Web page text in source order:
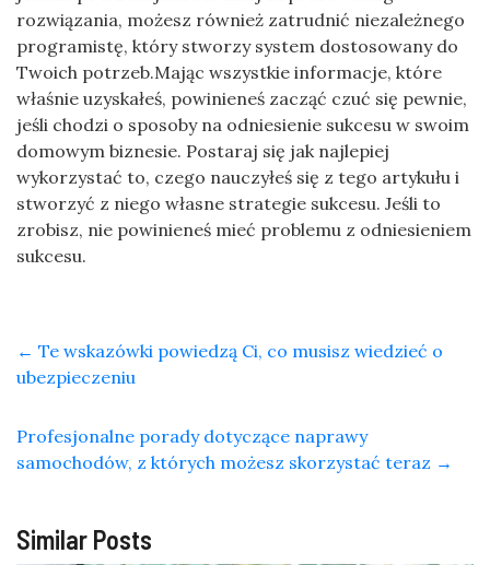
rozwiązania, możesz również zatrudnić niezależnego
programistę, który stworzy system dostosowany do
Twoich potrzeb.Mając wszystkie informacje, które
właśnie uzyskałeś, powinieneś zacząć czuć się pewnie,
jeśli chodzi o sposoby na odniesienie sukcesu w swoim
domowym biznesie. Postaraj się jak najlepiej
wykorzystać to, czego nauczyłeś się z tego artykułu i
stworzyć z niego własne strategie sukcesu. Jeśli to
zrobisz, nie powinieneś mieć problemu z odniesieniem
sukcesu.
← Te wskazówki powiedzą Ci, co musisz wiedzieć o
ubezpieczeniu
Profesjonalne porady dotyczące naprawy
samochodów, z których możesz skorzystać teraz →
Similar Posts